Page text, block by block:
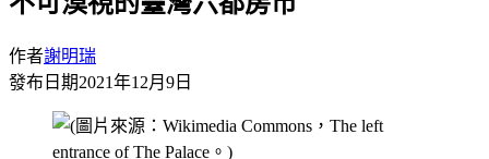
作者謝明瑞
發布日期2021年12月9日